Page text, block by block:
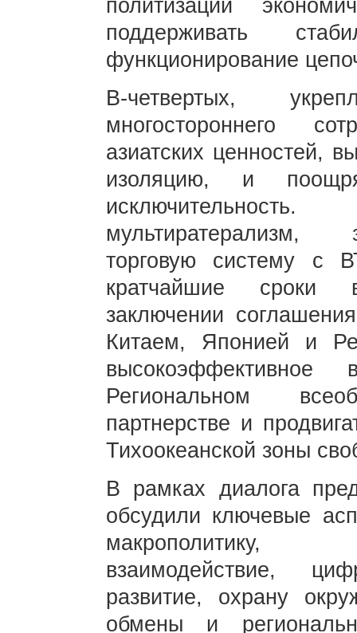
политизации
поддерживать
функционирование
В-четвертых,
многостороннего
азиатских ценностей,
изоляцию, и
мультиратерализм,
торговую систему с
кратчайшие сроки
заключении
Китаем, Японией и
Региональном
партнерстве и
Тихоокеанской зоны
В рамках диалога
обсудили ключевые
макрополитику,
взаимодействие,
развитие, охрану
обмены и